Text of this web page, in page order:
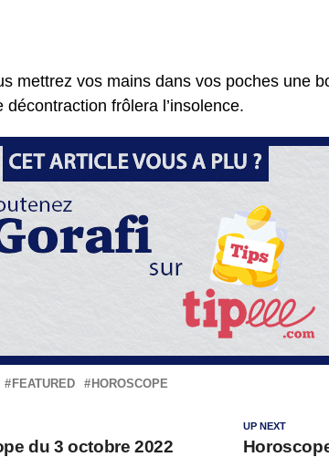
mettrez vos mains dans vos poches une
décontraction frôlera l’insolence.
FEATURED HOROSCOPE
UP NEXT
du 3 octobre 2022